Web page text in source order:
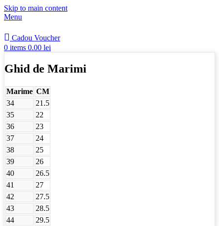
Skip to main content
Menu
Cadou Voucher
0 items 0.00 lei
Ghid de Marimi
Marime CM
34
21.5
35
22
36
23
37
24
38
25
39
26
40
26.5
41
27
42
27.5
43
28.5
44
29.5